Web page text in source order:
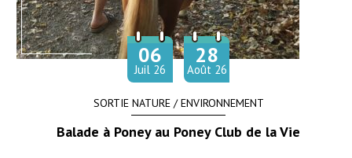
SORTIE NATURE / ENVIRONNEMENT
Balade à Poney au Poney Club de la Vie
Du 06
Juil let
26
au 28
Août 26